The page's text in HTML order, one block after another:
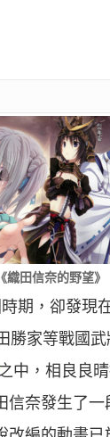
《織田信奈的野望》
期，卻發現
家等戰國
中，相良良
奈發生了